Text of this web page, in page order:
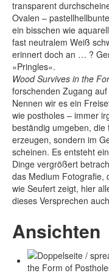
transparent
Ovalen –
ein bisschen wie
fast neutralem Weiß
erinnert doch an … ?
»Pringles«.
Wood Survives in the
forschenden Zugang
Nennen wir es ein
wie postholes – immer
beständig umgeben,
erzeugen, sondern im
scheinen. Es entsteht
Dinge vergrößert
das Medium Fotografie,
wie Seufert zeigt, hier
dieses Versprechen
Ansichten